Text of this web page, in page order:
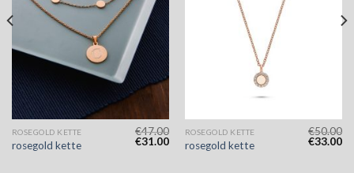
ROSEGOLD KETTE
rosegold kette
€47.00
€31.00
ROSEGOLD KETTE
rosegold kette
€50.00
€33.00